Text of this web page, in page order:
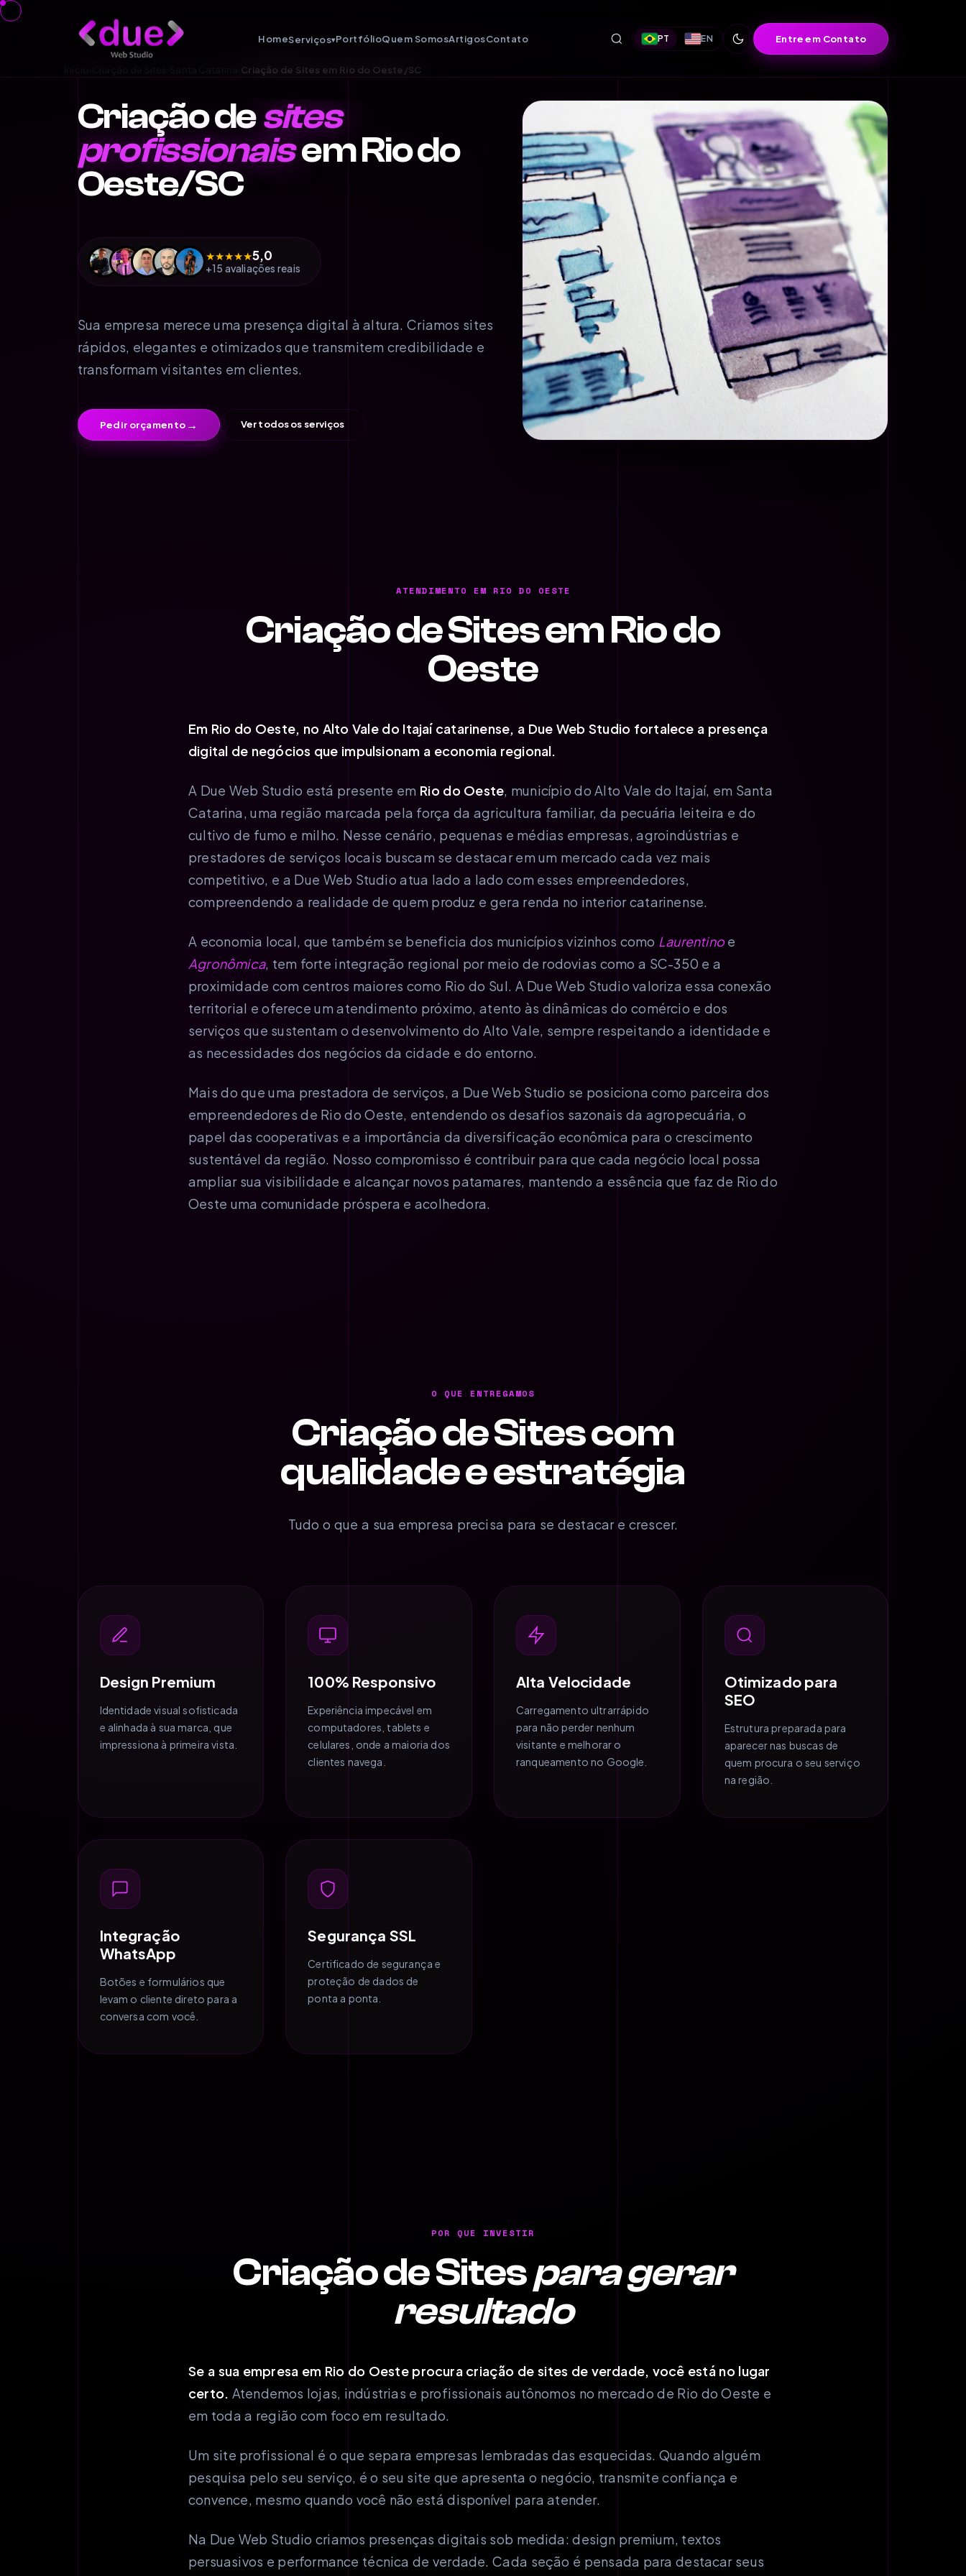
HomeServiços▾PortfólioQuem SomosArtigosContato PT EN Entre em Contato
Criação de Sites em Rio do Oeste/SC
Criação desites
profissionaisem Rio do
Oeste/SC
★★★★★5,0
+15 avaliações reais
Sua empresa merece uma presença digital à altura. Criamos sites
rápidos, elegantes e otimizados que transmitem credibilidade e
transformam visitantes em clientes.
Pedir orçamento → Ver todos os serviços
ATENDIMENTO EM RIO DO OESTE
Criação de Sites em Rio do
Oeste
Em Rio do Oeste, no Alto Vale do Itajaí catarinense, a Due Web Studio fortalece a presença
digital de negócios que impulsionam a economia regional.
A Due Web Studio está presente em Rio do Oeste, município do Alto Vale do Itajaí, em Santa
Catarina, uma região marcada pela força da agricultura familiar, da pecuária leiteira e do
cultivo de fumo e milho. Nesse cenário, pequenas e médias empresas, agroindústrias e
prestadores de serviços locais buscam se destacar em um mercado cada vez mais
competitivo, e a Due Web Studio atua lado a lado com esses empreendedores,
compreendendo a realidade de quem produz e gera renda no interior catarinense.
A economia local, que também se beneficia dos municípios vizinhos como Laurentinoe
Agronômica, tem forte integração regional por meio de rodovias como a SC-350 e a
proximidade com centros maiores como Rio do Sul. A Due Web Studio valoriza essa conexão
territorial e oferece um atendimento próximo, atento às dinâmicas do comércio e dos
serviços que sustentam o desenvolvimento do Alto Vale, sempre respeitando a identidade e
as necessidades dos negócios da cidade e do entorno.
Mais do que uma prestadora de serviços, a Due Web Studio se posiciona como parceira dos
empreendedores de Rio do Oeste, entendendo os desafios sazonais da agropecuária, o
papel das cooperativas e a importância da diversificação econômica para o crescimento
sustentável da região. Nosso compromisso é contribuir para que cada negócio local possa
ampliar sua visibilidade e alcançar novos patamares, mantendo a essência que faz de Rio do
Oeste uma comunidade próspera e acolhedora.
O QUE ENTREGAMOS
Criação de Sites com
qualidade e estratégia
Tudo o que a sua empresa precisa para se destacar e crescer.
Design Premium
Identidade visual sofisticada
e alinhada à sua marca, que
impressiona à primeira vista.
100% Responsivo
Experiência impecável em
computadores, tablets e
celulares, onde a maioria dos
clientes navega.
Alta Velocidade
Carregamento ultrarrápido
para não perder nenhum
visitante e melhorar o
ranqueamento no Google.
Otimizado para
SEO
Estrutura preparada para
aparecer nas buscas de
quem procura o seu serviço
na região.
Integração
WhatsApp
Botões e formulários que
levam o cliente direto para a
conversa com você.
Segurança SSL
Certificado de segurança e
proteção de dados de
ponta a ponta.
POR QUE INVESTIR
Criação de Sitespara gerar
resultado
Se a sua empresa em Rio do Oeste procura criação de sites de verdade, você está no lugar
certo. Atendemos lojas, indústrias e profissionais autônomos no mercado de Rio do Oeste e
em toda a região com foco em resultado.
Um site profissional é o que separa empresas lembradas das esquecidas. Quando alguém
pesquisa pelo seu serviço, é o seu site que apresenta o negócio, transmite confiança e
convence, mesmo quando você não está disponível para atender.
Na Due Web Studio criamos presenças digitais sob medida: design premium, textos
persuasivos e performance técnica de verdade. Cada seção é pensada para destacar seus